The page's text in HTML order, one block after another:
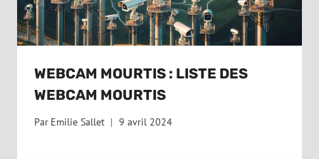
WEBCAM MOURTIS : LISTE DES
WEBCAM MOURTIS
Par Emilie Sallet 9 avril 2024